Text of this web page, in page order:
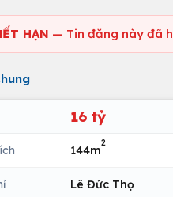
HẠN — Tin đăng này đã
16 tỷ
144m
2
Lê Đức Thọ